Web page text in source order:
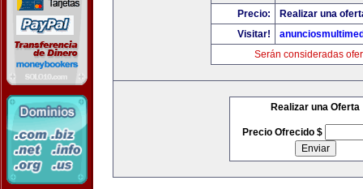
Precio:
Realizar una
Visitar!
Serán consideradas
Realizar una Oferta
Precio Ofrecido $